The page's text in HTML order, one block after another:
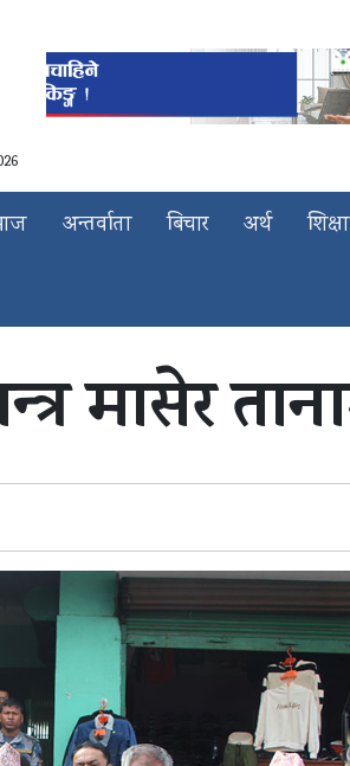
अन्तर्वाता बिचार अर्थ शिक्षा
मासेर